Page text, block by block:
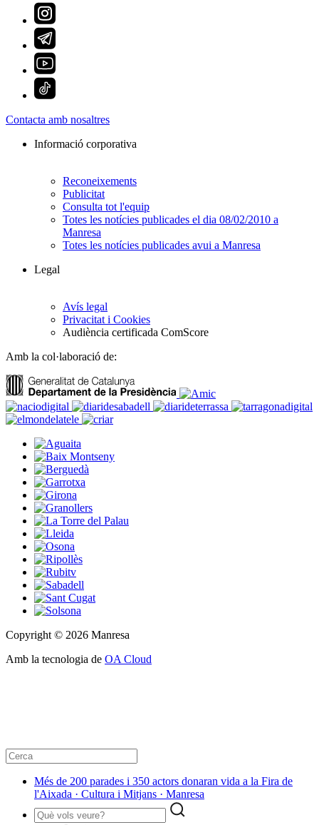
Contacta amb nosaltres
Informació corporativa
Reconeixements
Publicitat
Consulta tot l'equip
Totes les notícies publicades el dia 08/02/2010 a
Manresa
Totes les notícies publicades avui a Manresa
Legal
Avís legal
Privacitat i Cookies
Audiència certificada ComScore
Amb la col·laboració de:
Copyright © 2026 Manresa
Amb la tecnologia de OA Cloud
Més de 200 parades i 350 actors donaran vida a la Fira de
l'Aixada · Cultura i Mitjans · Manresa